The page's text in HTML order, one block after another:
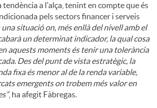
tendència a l'alça, tenint en compte que és
pels sectors financer i serveis
una situació on, més enllà del nivell amb el
un determinat indicador, la qual cosa
aquests moments és tenir una tolerància
Des del punt de vista estratègic, la
fixa és menor al de la renda variable,
emergents on trobem més valor en
, ha afegit Fàbregas.